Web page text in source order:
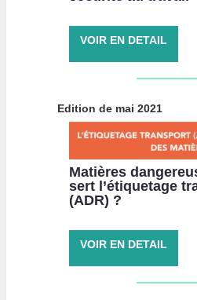
VOIR EN DETAIL
Edition de mai 2021
Matières
sert l’étiquetage
(ADR) ?
VOIR EN DETAIL